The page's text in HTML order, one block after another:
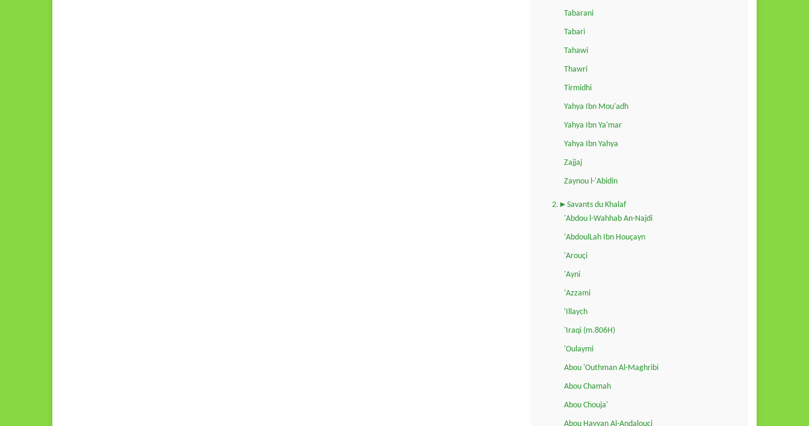
Tabarani
Tabari
Tahawi
Thawri
Tirmidhi
Yahya Ibn Mou'adh
Yahya Ibn Ya'mar
Yahya Ibn Yahya
Zajjaj
Zaynou l-'Abidin
2.►Savants du Khalaf
'Abdou l-Wahhab An-Najdi
'AbdoulLah Ibn Houçayn
'Arouçi
'Ayni
'Azzami
'Illaych
'Iraqi (m.806H)
'Oulaymi
Abou 'Outhman Al-Maghribi
Abou Chamah
Abou Chouja'
Abou Hayyan Al-Andalouçi